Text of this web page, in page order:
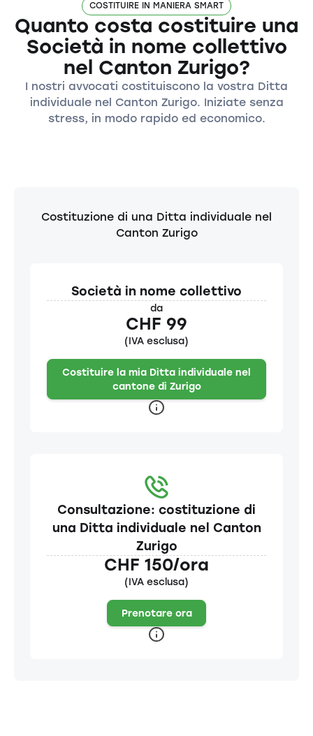
COSTITUIRE IN MANIERA SMART
Quanto costa costituire una
Società in nome collettivo
nel Canton Zurigo?
I nostri avvocati costituiscono la vostra Ditta
individuale nel Canton Zurigo. Iniziate senza
stress, in modo rapido ed economico.
Costituzione di una Ditta individuale nel
Canton Zurigo
Società in nome collettivo
da
CHF 99
(IVA esclusa)
Costituire la mia Ditta individuale nel
cantone di Zurigo
Consultazione: costituzione di
una Ditta individuale nel Canton
Zurigo
CHF 150/ora
(IVA esclusa)
Prenotare ora